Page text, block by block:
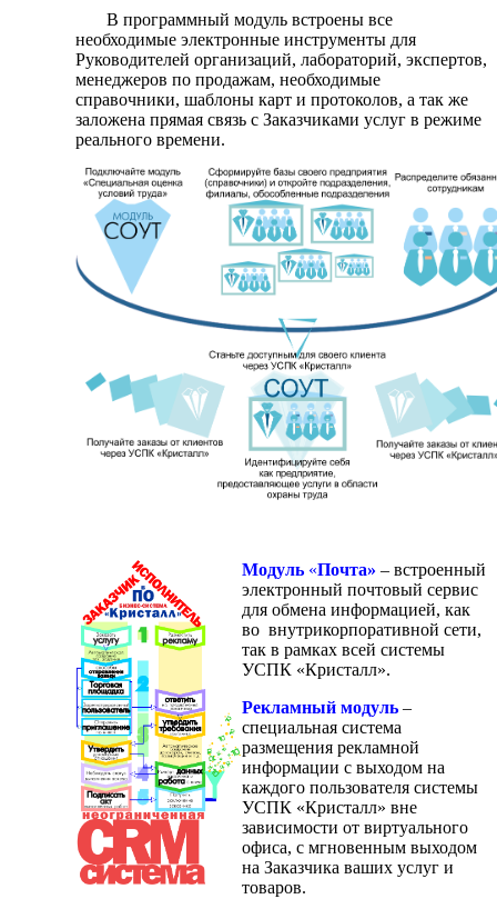
В программный модуль встроены все
необходимые электронные инструменты для
Руководителей организаций, лабораторий, экспертов,
менеджеров по продажам, необходимые
справочники, шаблоны карт и протоколов, а так же
заложена прямая связь с Заказчиками услуг в режиме
реального времени.
Модуль «Почта» – встроенный
электронный почтовый сервис
для обмена информацией, как
во внутрикорпоративной сети,
так в рамках всей системы
УСПК «Кристалл».
Рекламный модуль –
специальная система
размещения рекламной
информации с выходом на
каждого пользователя системы
УСПК «Кристалл» вне
зависимости от виртуального
офиса, с мгновенным выходом
на Заказчика ваших услуг и
товаров.